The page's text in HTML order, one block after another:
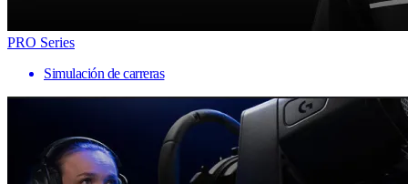
PRO Series
Simulación de carreras